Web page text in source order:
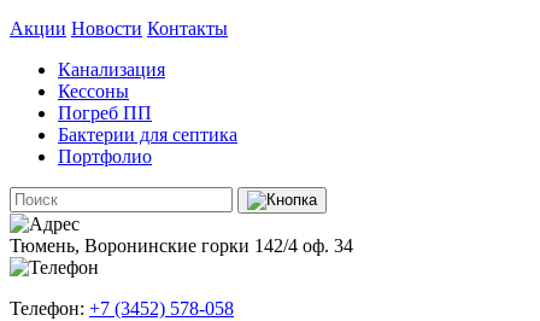
Акции Новости Контакты
Канализация
Кессоны
Погреб ПП
Бактерии для септика
Портфолио
Тюмень, Воронинские горки 142/4 оф. 34
Телефон: +7 (3452) 578-058